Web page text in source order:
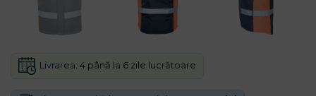
Livrarea: 4 până la 6 zile lucrătoare